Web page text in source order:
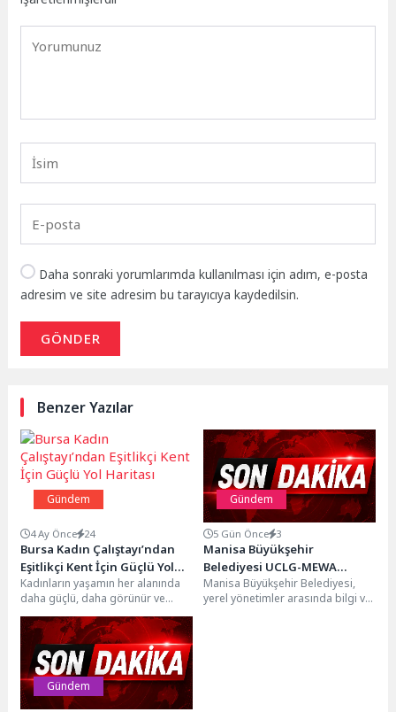
Daha sonraki yorumlarımda kullanılması için adım, e-posta
adresim ve site adresim bu tarayıcıya kaydedilsin.
GÖNDER
Benzer Yazılar
Gündem
4 Ay Önce 24
Bursa Kadın Çalıştayı’ndan
Eşitlikçi Kent İçin Güçlü Yol
Haritası
Kadınların yaşamın her alanında
daha güçlü, daha görünür ve
daha etkin olması için
çalışmalarını kararlılıkla...
Gündem
5 Gün Önce 3
Manisa Büyükşehir
Belediyesi UCLG-MEWA
Yenilikçilik ve Gıda Sistemleri
Forumu’nda Yer Aldı
Manisa Büyükşehir Belediyesi,
yerel yönetimler arasında bilgi ve
Gündem